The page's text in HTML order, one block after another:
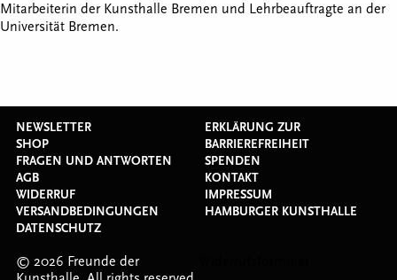
Mitarbeiterin der Kunsthalle Bremen und Lehrbeauftragte an der
Universität Bremen.
© 2026 Freunde der
NEWSLETTER
SHOP
FRAGEN UND ANTWORTEN
AGB
WIDERRUF
VERSANDBEDINGUNGEN
DATENSCHUTZ
ERKLÄRUNG ZUR
BARRIEREFREIHEIT
SPENDEN
KONTAKT
IMPRESSUM
HAMBURGER KUNSTHALLE